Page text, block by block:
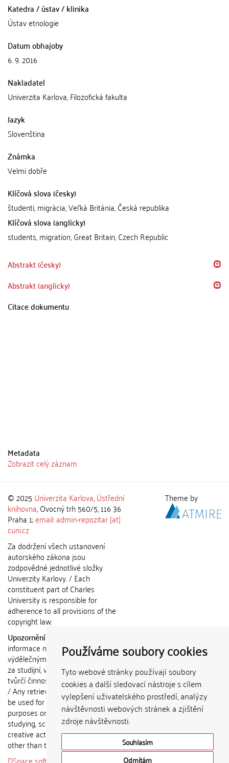
Používáme soubory cookies
Tyto webové stránky používají soubory
cookies a další sledovací nástroje s cílem
vylepšení uživatelského prostředí, analýzy
návštěvnosti webových stránek a zjištění
zdroje návštěvnosti.
Souhlasím
Odmítám
Katedra / ústav / klinika
Ústav etnologie
Datum obhajoby
6. 9. 2016
Nakladatel
Univerzita Karlova, Filozofická fakulta
Jazyk
Slovenština
Známka
Velmi dobře
Klíčová slova (česky)
študenti, migrácia, Veľká Británia, Česká republika
Klíčová slova (anglicky)
students, migration, Great Britain, Czech Republic
Abstrakt (česky)
Abstrakt (anglicky)
Citace dokumentu
Metadata
Zobrazit celý záznam
© 2025 Univerzita Karlova,Ústřední
knihovna, Ovocný trh 560/5, 116 36
Praha 1;email: admin-repozitar [at]
cuni.cz
Za dodržení všech ustanovení
autorského zákona jsou
zodpovědné jednotlivé složky
Univerzity Karlovy. / Each
constituent part of Charles
University is responsible for
adherence to all provisions of the
copyright law.
Upozornění / Notice:
informace nemohou být použity k
výdělečným účelům nebo vydávány
za studijní, vědeckou nebo jinou
tvůrčí činnost jiné osoby než autora.
/ Any retrieved information shall not
be used for any commercial
purposes or claimed as results of
studying, scientific or any other
creative activities of any person
other than the author.
Theme by